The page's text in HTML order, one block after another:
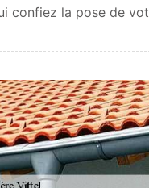
confiez la pose de